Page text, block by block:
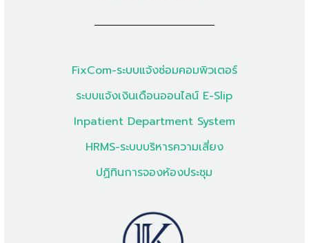
FixCom-ระบบแจ้งซ่อมคอมพิวเตอร์
ระบบแจ้งเงินเดือนออนไลน์ E-Slip
Inpatient Department System
HRMS-ระบบบริหารความเสี่ยง
ปฏิทินการจองห้องประชุม